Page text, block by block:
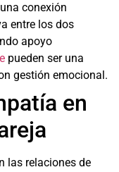
conexión
entre los dos
apoyo
pueden ser una
gestión emocional.
en
las relaciones de